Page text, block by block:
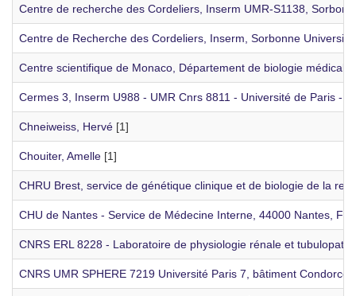
Centre de recherche des Cordeliers, Inserm UMR-S1138,
Centre de Recherche des Cordeliers, Inserm, Sorbonne
Centre scientifique de Monaco, Département de biologie
Cermes 3, Inserm U988 - UMR Cnrs 8811 - Université de Paris -
Chneiweiss, Hervé [1]
Chouiter, Amelle [1]
CHRU Brest, service de génétique clinique et de biologie de la
CHU de Nantes - Service de Médecine Interne, 44000 Nantes,
CNRS ERL 8228 - Laboratoire de physiologie rénale et
CNRS UMR SPHERE 7219 Université Paris 7, bâtiment